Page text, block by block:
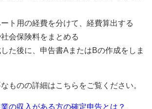
ト用の経費を分けて、経費算出する
会保険料をまとめる
た後に、申告書AまたはBの作成をしま
ものの詳細はこちらをご覧ください。
の収入がある方の確定申告とは？